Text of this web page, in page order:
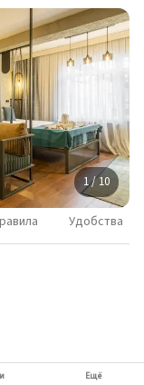
1 / 10
Удобства
Ещё